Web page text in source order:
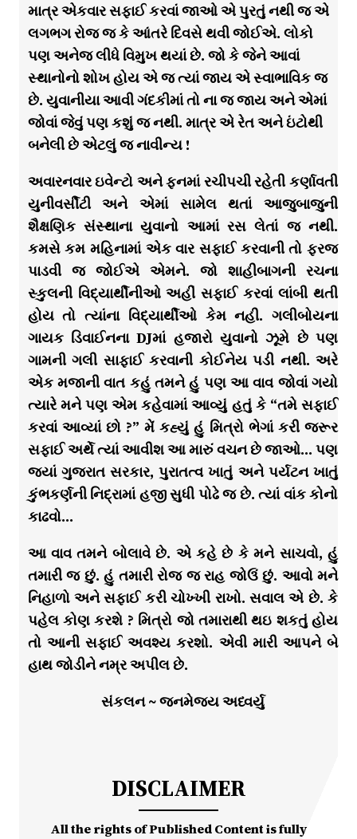
માત્ર એકવાર સફાઈ કરવાં જાઓ એ પુરતું નથી જ એ
લગભગ રોજ જ કે આંતરે દિવસે થવી જોઈએ. લોકો
પણ અનેજ લીધે વિમુખ થયાં છે. જો કે જેને આવાં
સ્થાનોનો શોખ હોય એ જ ત્યાં જાય એ સ્વાભાવિક જ
છે. યુવાનીયા આવી ગંદકીમાં તો ના જ જાય અને એમાં
જોવાં જેવું પણ કશું જ નથી. માત્ર એ રેત અને ઇંટોથી
બનેલી છે એટલું જ નાવીન્ય !
અવારનવાર ઇવેન્ટો અને ફનમાં રચીપચી રહેતી કર્ણાવતી
યુનીવર્સીટી અને એમાં સામેલ થતાં આજુબાજુની
શૈક્ષણિક સંસ્થાના યુવાનો આમાં રસ લેતાં જ નથી.
કમસે કમ મહિનામાં એક વાર સફાઈ કરવાની તો ફરજ
પાડવી જ જોઈએ એમને. જો શાહીબાગની રચના
સ્કુલની વિદ્યાર્થીનીઓ અહીં સફાઈ કરવાં લાંબી થતી
હોય તો ત્યાંના વિદ્યાર્થીઓ કેમ નહી. ગલીબોયના
ગાયક ડિવાઈનના DJમાં હજારો યુવાનો ઝૂમે છે પણ
ગામની ગલી સાફાઈ કરવાની કોઈનેય પડી નથી. અરે
એક મજાની વાત કહું તમને હું પણ આ વાવ જોવાં ગયો
ત્યારે મને પણ એમ કહેવામાં આવ્યું હતું કે “તમે સફાઈ
કરવાં આવ્યાં છો ?” મેં કહ્યું હું મિત્રો ભેગાં કરી જરૂર
સફાઈ અર્થે ત્યાં આવીશ આ મારું વચન છે જાઓ… પણ
જ્યાં ગુજરાત સરકાર, પુરાતત્વ ખાતું અને પર્યટન ખાતું
કુંભકર્ણની નિદ્રામાં હજી સુધી પોઢે જ છે. ત્યાં વાંક કોનો
કાઢવો…
આ વાવ તમને બોલાવે છે. એ કહે છે કે મને સાચવો, હું
તમારી જ છું. હું તમારી રોજ જ રાહ જોઉં છું. આવો મને
નિહાળો અને સફાઈ કરી ચોખ્ખી રાખો. સવાલ એ છે. કે
પહેલ કોણ કરશે ? મિત્રો જો તમારાથી થઇ શકતું હોય
તો આની સફાઈ અવશ્ય કરશો. એવી મારી આપને બે
હાથ જોડીને નમ્ર અપીલ છે.
સંકલન ~ જનમેજય અધ્વર્યુ
DISCLAIMER
All the rights of Published Content is fully